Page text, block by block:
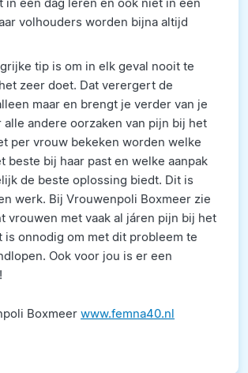
volhouders worden bijna altijd
tip is om in elk geval nooit te
zeer doet. Dat verergert de
maar en brengt je verder van je
alle andere oorzaken van pijn bij het
per vrouw bekeken worden welke
beste bij haar past en welke aanpak
de beste oplossing biedt. Dit is
werk. Bij Vrouwenpoli Boxmeer zie
vrouwen met vaak al járen pijn bij het
is onnodig om met dit probleem te
Ook voor jou is er een
Boxmeer www.femna40.nl